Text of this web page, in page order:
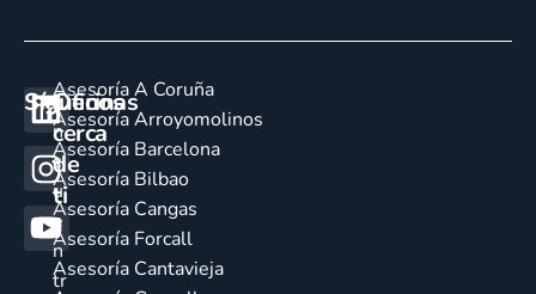
Síguenos
Oficinas
cerca
de
ti
E
n
c
u
e
n
tr
Asesoría A Coruña
Asesoría Arroyomolinos
Asesoría Barcelona
Asesoría Bilbao
Asesoría Cangas
Asesoría Forcall
Asesoría Cantavieja